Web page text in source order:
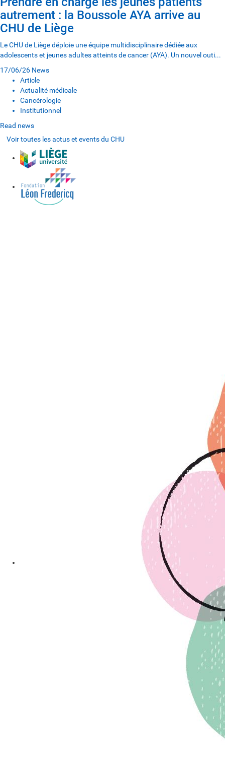
autrement : la Boussole AYA arrive au
CHU de Liège
Le CHU de Liège déploie une équipe multidisciplinaire dédiée aux
adolescents et jeunes adultes atteints de cancer (AYA). Un nouvel outi...
17/06/26 News
Article
Actualité médicale
Cancérologie
Institutionnel
Read news
Voir toutes les actus et events du CHU